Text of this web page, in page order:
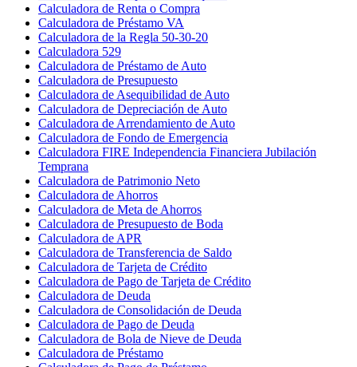
Calculadora de Renta o Compra
Calculadora de Préstamo VA
Calculadora de la Regla 50-30-20
Calculadora 529
Calculadora de Préstamo de Auto
Calculadora de Presupuesto
Calculadora de Asequibilidad de Auto
Calculadora de Depreciación de Auto
Calculadora de Arrendamiento de Auto
Calculadora de Fondo de Emergencia
Calculadora FIRE Independencia Financiera Jubilación
Temprana
Calculadora de Patrimonio Neto
Calculadora de Ahorros
Calculadora de Meta de Ahorros
Calculadora de Presupuesto de Boda
Calculadora de APR
Calculadora de Transferencia de Saldo
Calculadora de Tarjeta de Crédito
Calculadora de Pago de Tarjeta de Crédito
Calculadora de Deuda
Calculadora de Consolidación de Deuda
Calculadora de Pago de Deuda
Calculadora de Bola de Nieve de Deuda
Calculadora de Préstamo